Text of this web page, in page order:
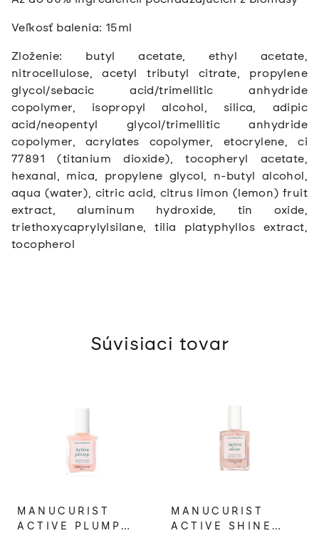
Veľkosť balenia: 15ml
Zloženie: butyl acetate, ethyl acetate,
nitrocellulose, acetyl tributyl citrate, propylene
glycol/sebacic acid/trimellitic anhydride
copolymer, isopropyl alcohol, silica, adipic
acid/neopentyl glycol/trimellitic anhydride
copolymer, acrylates copolymer, etocrylene, ci
77891 (titanium dioxide), tocopheryl acetate,
hexanal, mica, propylene glycol, n-butyl alcohol,
aqua (water), citric acid, citrus limon (lemon) fruit
extract, aluminum hydroxide, tin oxide,
triethoxycaprylylsilane, tilia platyphyllos extract,
tocopherol
Súvisiaci tovar
MANUCURIST
ACTIVE PLUMP
MANUCURIST
ACTIVE SHINE